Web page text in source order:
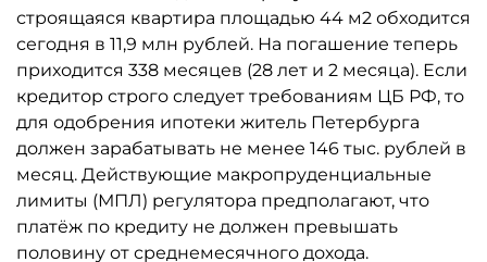
строящаяся квартира площадью 44 м2 обходится
сегодня в 11,9 млн рублей. На погашение теперь
приходится 338 месяцев (28 лет и 2 месяца). Если
кредитор строго следует требованиям ЦБ РФ, то
для одобрения ипотеки житель Петербурга
должен зарабатывать не менее 146 тыс. рублей в
месяц. Действующие макропруденциальные
лимиты (МПЛ) регулятора предполагают, что
платёж по кредиту не должен превышать
половину от среднемесячного дохода.